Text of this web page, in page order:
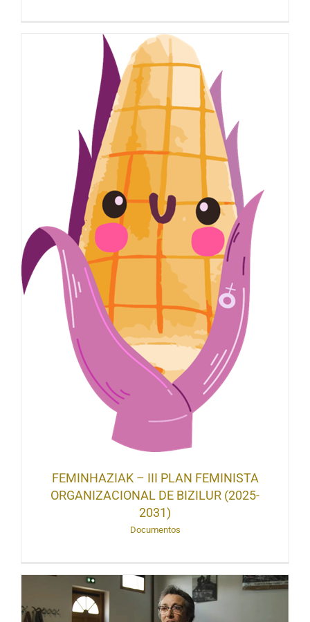
FEMINHAZIAK – III PLAN FEMINISTA
ORGANIZACIONAL DE BIZILUR (2025-
2031)
Documentos